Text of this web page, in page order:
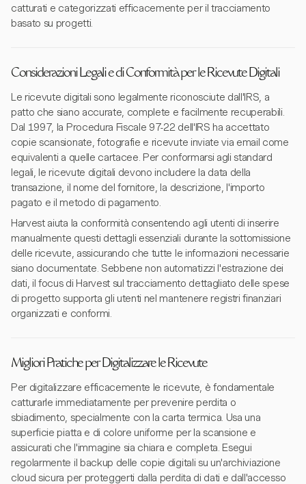
catturati e categorizzati efficacemente per il tracciamento
basato su progetti.
Considerazioni Legali e di Conformità per le Ricevute Digitali
Le ricevute digitali sono legalmente riconosciute dall'IRS, a
patto che siano accurate, complete e facilmente recuperabili.
Dal 1997, la Procedura Fiscale 97-22 dell'IRS ha accettato
copie scansionate, fotografie e ricevute inviate via email come
equivalenti a quelle cartacee. Per conformarsi agli standard
legali, le ricevute digitali devono includere la data della
transazione, il nome del fornitore, la descrizione, l'importo
pagato e il metodo di pagamento.
Harvest aiuta la conformità consentendo agli utenti di inserire
manualmente questi dettagli essenziali durante la sottomissione
delle ricevute, assicurando che tutte le informazioni necessarie
siano documentate. Sebbene non automatizzi l'estrazione dei
dati, il focus di Harvest sul tracciamento dettagliato delle spese
di progetto supporta gli utenti nel mantenere registri finanziari
organizzati e conformi.
Migliori Pratiche per Digitalizzare le Ricevute
Per digitalizzare efficacemente le ricevute, è fondamentale
catturarle immediatamente per prevenire perdita o
sbiadimento, specialmente con la carta termica. Usa una
superficie piatta e di colore uniforme per la scansione e
assicurati che l'immagine sia chiara e completa. Esegui
regolarmente il backup delle copie digitali su un'archiviazione
cloud sicura per proteggerti dalla perdita di dati e dall'accesso